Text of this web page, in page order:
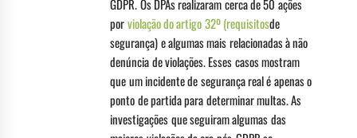
GDPR. Os DPAs realizaram cerca de 50 ações
porviolação do artigo 32º(requisitosde
segurança) e algumas mais relacionadas à não
denúncia de violações. Esses casos mostram
que um incidente de segurança real é apenas o
ponto de partida para determinar multas. As
investigações que seguiram algumas das